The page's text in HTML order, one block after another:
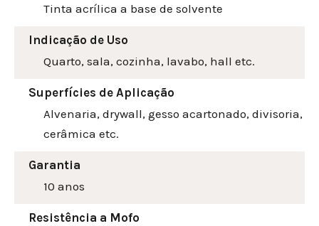
Tinta acrílica a base de solvente
Indicação de Uso
Quarto, sala, cozinha, lavabo, hall etc.
Superfícies de Aplicação
Alvenaria, drywall, gesso acartonado, divisoria,
cerâmica etc.
Garantia
10 anos
Resistência a Mofo